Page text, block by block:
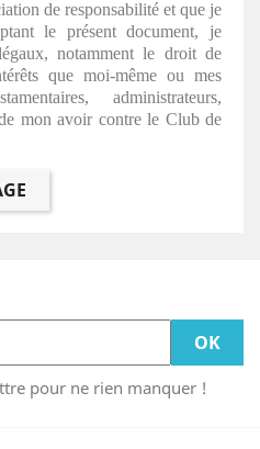
de responsabilité et que je
le présent document, je
notamment le droit de
que moi-même ou mes
administrateurs,
mon avoir contre le Club de
pour ne rien manquer !